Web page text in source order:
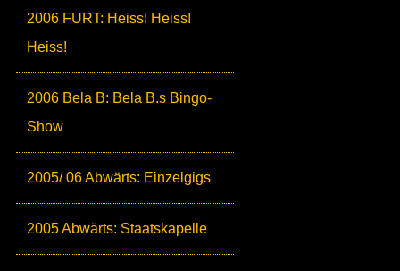
2006 FURT: Heiss! Heiss!
Heiss!
2006 Bela B: Bela B.s Bingo-
Show
2005/ 06 Abwärts: Einzelgigs
2005 Abwärts: Staatskapelle